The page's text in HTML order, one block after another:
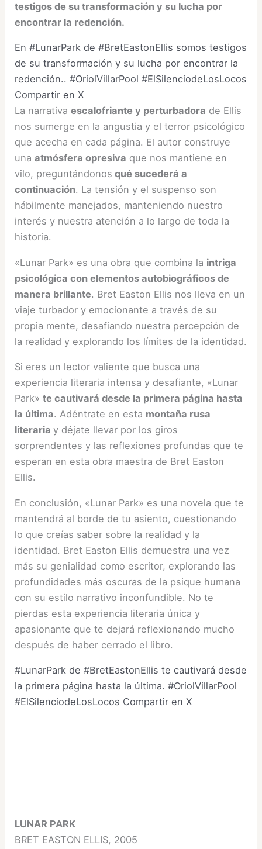
testigos de su transformación y su lucha por
encontrar la redención.
En #LunarPark de #BretEastonEllis somos testigos
de su transformación y su lucha por encontrar la
redención.. #OriolVillarPool #ElSilenciodeLosLocos
Compartir en X
La narrativaescalofriante y perturbadora de Ellis
nos sumerge en la angustia y el terror psicológico
que acecha en cada página. El autor construye
unaatmósfera opresiva que nos mantiene en
vilo, preguntándonos qué sucederá a
continuación. La tensión y el suspenso son
hábilmente manejados, manteniendo nuestro
interés y nuestra atención a lo largo de toda la
historia.
«Lunar Park» es una obra que combina la intriga
psicológica con elementos autobiográficos de
manera brillante. Bret Easton Ellis nos lleva en un
viaje turbador y emocionante a través de su
propia mente, desafiando nuestra percepción de
la realidad y explorando los límites de la identidad.
Si eres un lector valiente que busca una
experiencia literaria intensa y desafiante, «Lunar
Park»te cautivará desde la primera página hasta
la última. Adéntrate en esta montaña rusa
literariay déjate llevar por los giros
sorprendentes y las reflexiones profundas que te
esperan en esta obra maestra de Bret Easton
Ellis.
En conclusión, «Lunar Park» es una novela que te
mantendrá al borde de tu asiento, cuestionando
lo que creías saber sobre la realidad y la
identidad. Bret Easton Ellis demuestra una vez
más su genialidad como escritor, explorando las
profundidades más oscuras de la psique humana
con su estilo narrativo inconfundible. No te
pierdas esta experiencia literaria única y
apasionante que te dejará reflexionando mucho
después de haber cerrado el libro.
#LunarPark de #BretEastonEllis te cautivará desde
la primera página hasta la última. #OriolVillarPool
#ElSilenciodeLosLocos Compartir en X
LUNAR PARK
BRET EASTON ELLIS, 2005